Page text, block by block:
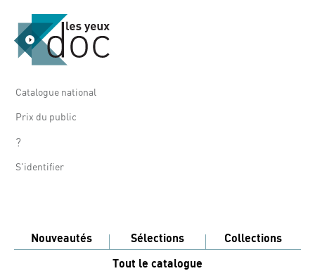
Catalogue national
Prix du public
?
S'identifier
Nouveautés Sélections
Collections
Tout le catalogue